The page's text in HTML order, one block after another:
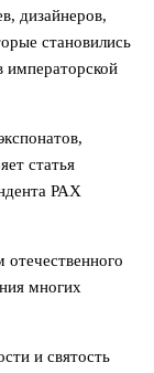
дизайнеров,
становились
императорской
статья
РАХ
многих
и святость